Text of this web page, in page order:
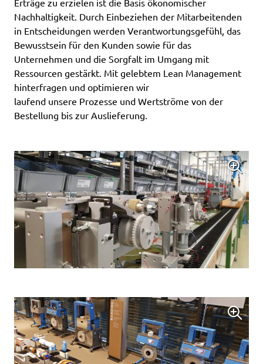
Nachhaltigkeit. Durch Einbeziehen der Mitarbeitenden
in Entscheidungen werden Verantwortungsgefühl, das
Bewusstsein für den Kunden sowie für das
Unternehmen und die Sorgfalt im Umgang mit
Ressourcen gestärkt. Mit gelebtem Lean Management
hinterfragen und optimieren wir
laufend unsere Prozesse und Wertströme von der
Bestellung bis zur Auslieferung.